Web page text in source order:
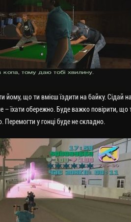
йому, що ти вмієш їздити на байку. Сідай
їхати обережно. Буде важко повірити, що
Перемогти у гонці буде не складно.